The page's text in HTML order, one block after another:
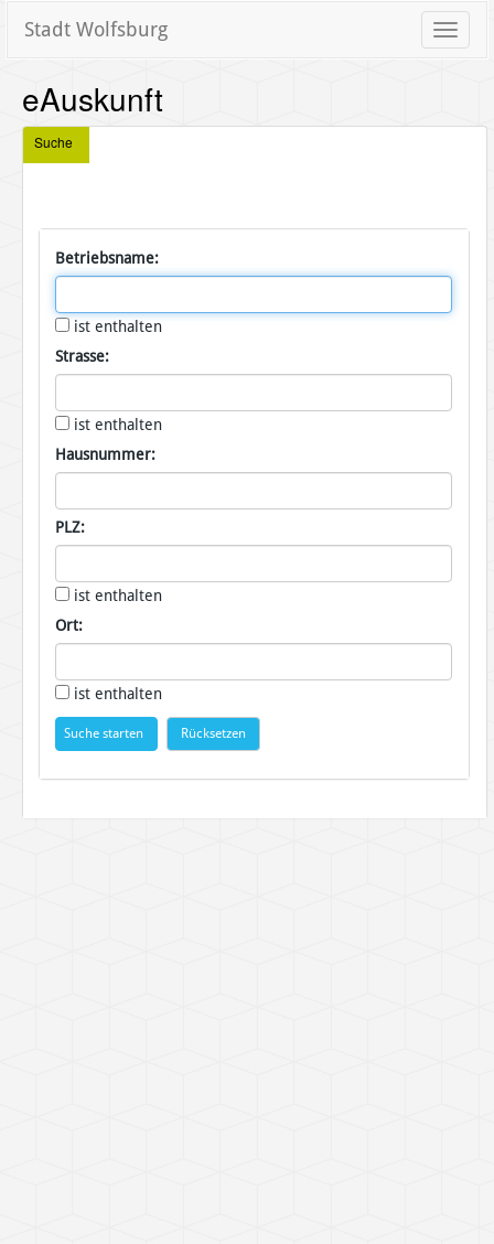
Toggle
Stadt Wolfsburg
eAuskunft
Suche
Betriebsname:
ist enthalten
Strasse:
ist enthalten
Hausnummer:
PLZ:
ist enthalten
Ort:
ist enthalten